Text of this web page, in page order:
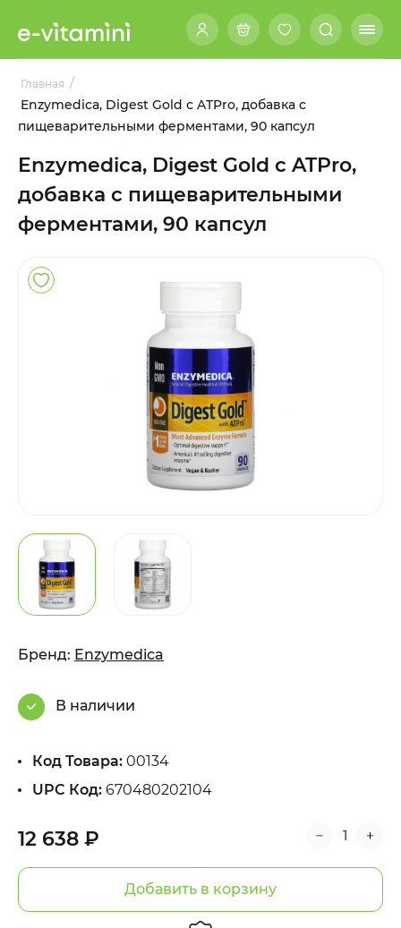
Главная /
Enzymedica, Digest Gold с ATPro, добавка с
пищеварительными ферментами, 90 капсул
Enzymedica, Digest Gold с ATPro,
добавка с пищеварительными
ферментами, 90 капсул
12 638 ₽
Добавить в корзину
Бренд: Enzymedica
В наличии
Код Товара: 00134
UPC Код: 670480202104